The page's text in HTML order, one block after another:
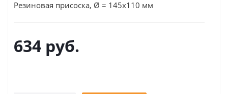
Резиновая присоска, Ø = 145х110 мм
634 руб.